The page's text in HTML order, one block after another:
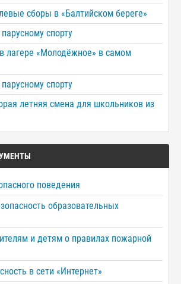
сборы в «Балтийском береге»
спорту
лагере «Молодёжное» в самом
спорту
летняя смена для школьников из
поведения
образовательных
и детям о правилах пожарной
в сети «Интернет»